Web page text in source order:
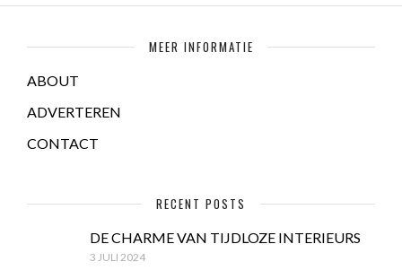
MEER INFORMATIE
ABOUT
ADVERTEREN
CONTACT
RECENT POSTS
DE CHARME VAN TIJDLOZE INTERIEURS
3 JULI 2024